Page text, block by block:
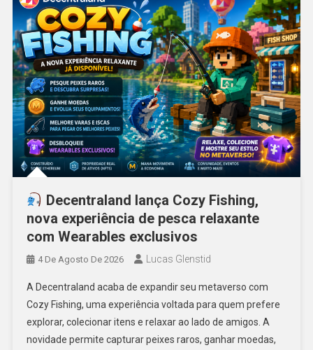
Decentraland lança Cozy Fishing,
nova experiência de pesca relaxante
com Wearables exclusivos
4 De Agosto De 2026 Lucas Glenstid
A Decentraland acaba de expandir seu metaverso com
Cozy Fishing, uma experiência voltada para quem prefere
explorar, colecionar itens e relaxar ao lado de amigos. A
novidade permite capturar peixes raros, ganhar moedas,